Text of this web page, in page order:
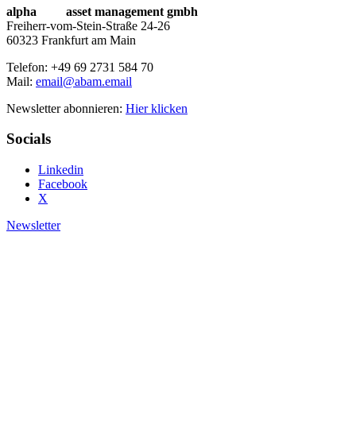
alpha
asset management gmbh
Freiherr-vom-Stein-Straße 24-26
60323 Frankfurt am Main
Telefon: +49 69 2731 584 70
Mail: email@abam.email
Newsletter abonnieren: Hier klicken
Socials
Linkedin
Facebook
X
Newsletter